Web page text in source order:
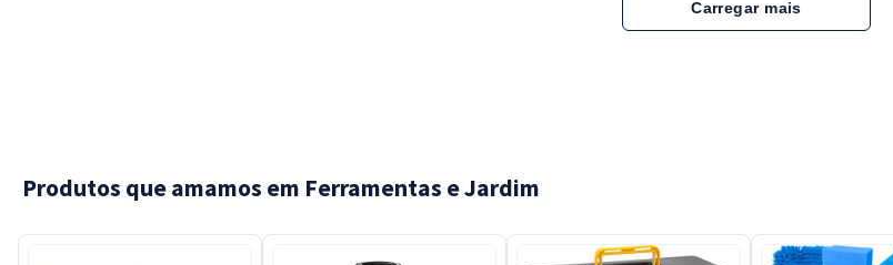
perfeito para quem busca resultados
Carregar mais
Produtos que amamos em Ferramentas e Jardim